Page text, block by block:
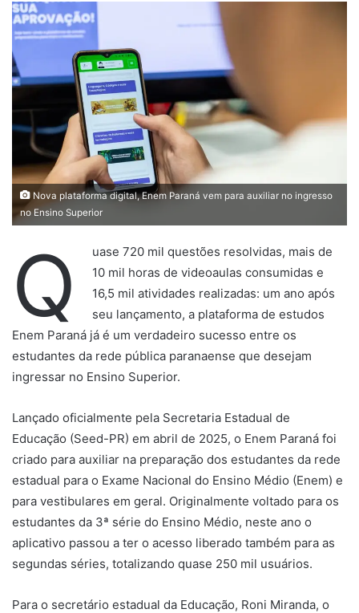
Nova plataforma digital, Enem Paraná vem para auxiliar no ingresso
no Ensino Superior
Q
uase 720 mil questões resolvidas, mais de
10 mil horas de videoaulas consumidas e
16,5 mil atividades realizadas: um ano após
seu lançamento, a plataforma de estudos
Enem Paraná já é um verdadeiro sucesso entre os
estudantes da rede pública paranaense que desejam
ingressar no Ensino Superior.
Lançado oficialmente pela Secretaria Estadual de
Educação (Seed-PR) em abril de 2025, o Enem Paraná foi
criado para auxiliar na preparação dos estudantes da rede
estadual para o Exame Nacional do Ensino Médio (Enem) e
para vestibulares em geral. Originalmente voltado para os
estudantes da 3ª série do Ensino Médio, neste ano o
aplicativo passou a ter o acesso liberado também para as
segundas séries, totalizando quase 250 mil usuários.
Para o secretário estadual da Educação, Roni Miranda, o